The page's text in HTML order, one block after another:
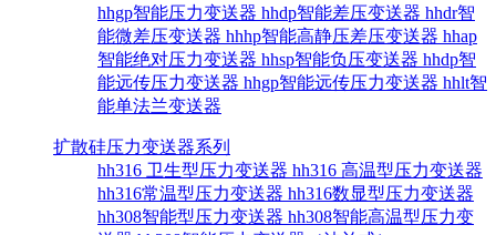
hhgp智能压力变送器 hhdp智能差压变送器 hhdr智
能微差压变送器 hhhp智能高静压差压变送器 hhap
智能绝对压力变送器 hhsp智能负压变送器 hhdp智
能远传压力变送器 hhgp智能远传压力变送器 hhlt智
能单法兰变送器
扩散硅压力变送器系列
hh316 卫生型压力变送器 hh316 高温型压力变送器
hh316常温型压力变送器 hh316数显型压力变送器
hh308智能型压力变送器 hh308智能高温型压力变